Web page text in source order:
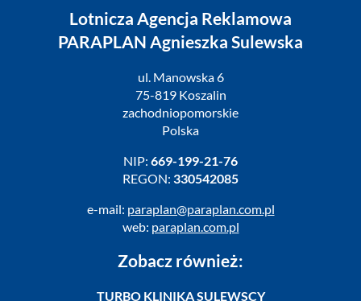
Lotnicza Agencja Reklamowa
PARAPLAN Agnieszka Sulewska
ul. Manowska 6
75-819 Koszalin
zachodniopomorskie
Polska
NIP: 669-199-21-76
REGON: 330542085
e-mail: paraplan@paraplan.com.pl
web: paraplan.com.pl
Zobacz również:
TURBO KLINIKA SULEWSCY